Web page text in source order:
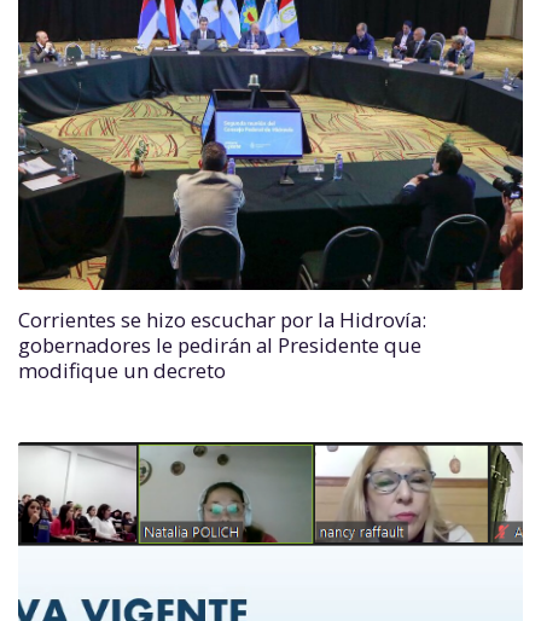
Corrientes se hizo escuchar por la Hidrovía:
gobernadores le pedirán al Presidente que
modifique un decreto